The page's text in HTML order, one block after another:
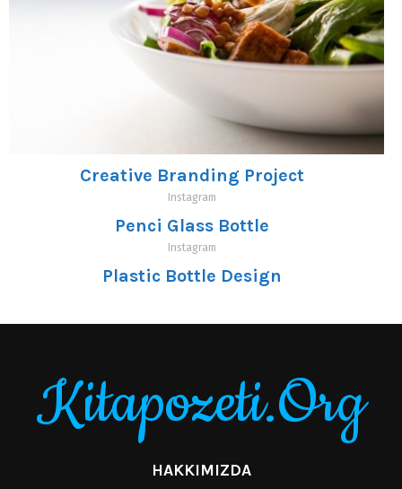
Creative Branding Project
Instagram
Penci Glass Bottle
Instagram
Plastic Bottle Design
Kitapozeti.Org
HAKKIMIZDA